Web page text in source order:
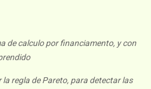
de calculo por financiamento, y con
regla de Pareto, para detectar las